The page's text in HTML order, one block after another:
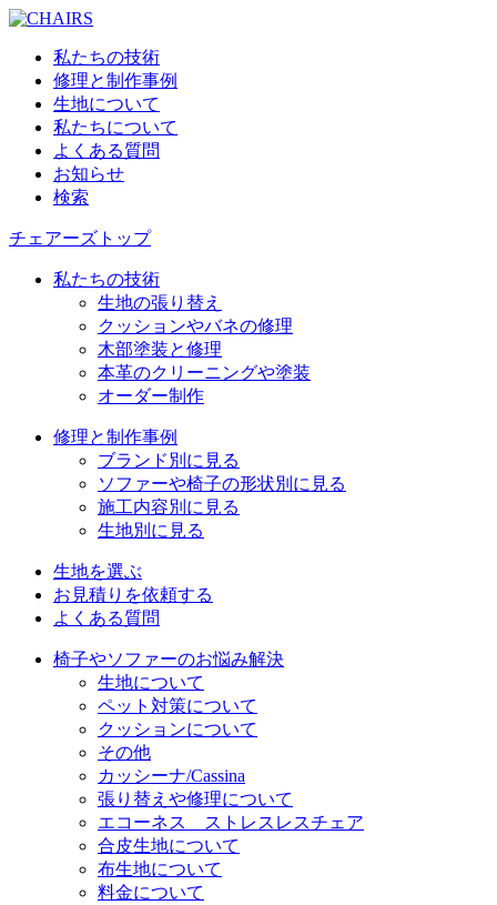
私たちの技術
修理と制作事例
生地について
私たちについて
よくある質問
お知らせ
検索
チェアーズトップ
私たちの技術
生地の張り替え
クッションやバネの修理
木部塗装と修理
本革のクリーニングや塗装
オーダー制作
修理と制作事例
ブランド別に見る
ソファーや椅子の形状別に見る
施工内容別に見る
生地別に見る
生地を選ぶ
お見積りを依頼する
よくある質問
椅子やソファーのお悩み解決
生地について
ペット対策について
クッションについて
その他
カッシーナ/Cassina
張り替えや修理について
エコーネス ストレスレスチェア
合皮生地について
布生地について
料金について